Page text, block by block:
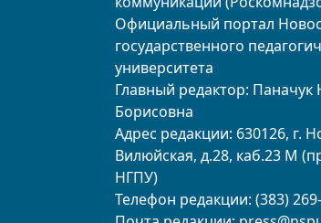
Официальный портал
государственного
университета
Главный редактор:
Борисовна
Адрес редакции: 630126, г.
Вилюйская, д.28, каб.23 М
НГПУ)
Телефон редакции: (383)